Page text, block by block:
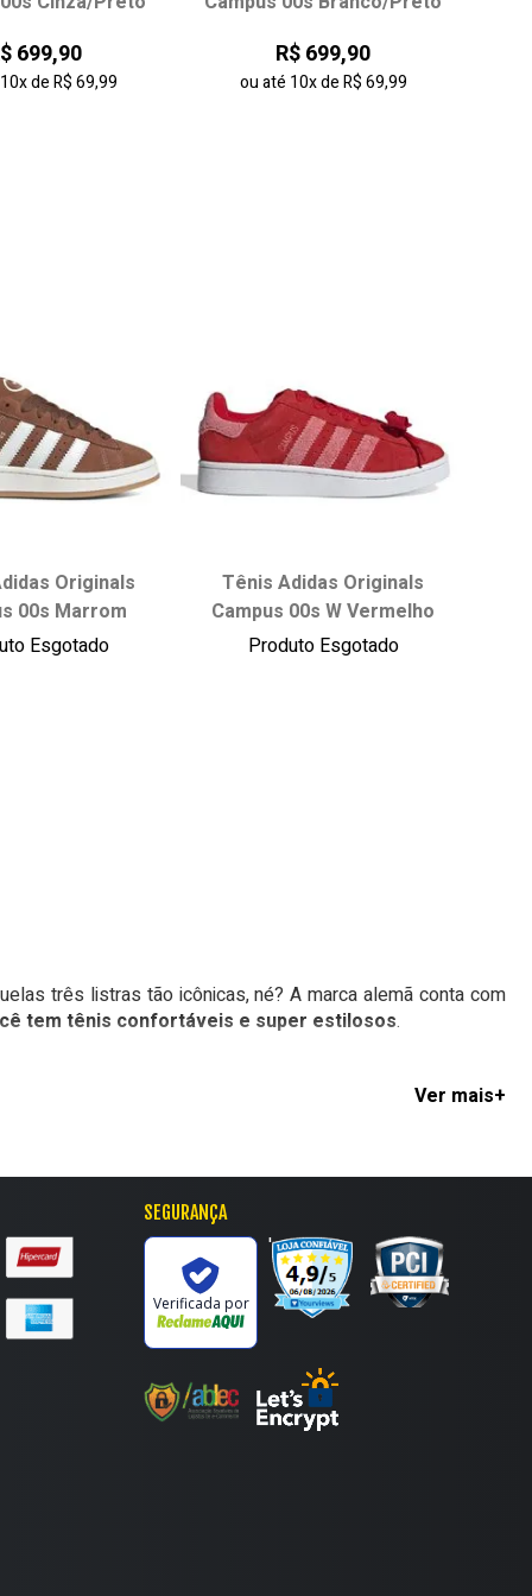
40 41
38
39
699,90
10xdeR$ 69,99
seu tamanho:
35 36
37
39 40
R$ 699,90
ou até 10xdeR$ 69,99
Escolha seu tamanho:
34
35 36
37
39 40
Originals
00s Marrom
Esgotado
ao carrinho
Tênis Adidas Originals
Campus 00s W Vermelho
Produto Esgotado
adicionar ao carrinho
três listras tão icônicas, né? A marca alemã conta com
tem tênis confortáveis e super estilosos.
Superstar ou o lendário Stan Smith. Contamos com
além de garantirem o máximo de conforto pros seus
look. A gente tem
modelos clássicos da Adidas pra
e muito estilosas. Ah, é claro que o conforto não fica de
SEGURANÇA
Verificada por
'